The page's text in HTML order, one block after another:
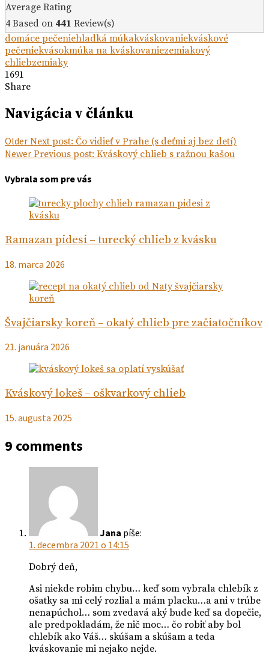
Average Rating
4 Based on 441 Review(s)
domáce pečeniehladká múkakváskovaniekváskové
pečeniekvásokmúka na kváskovaniezemiakový
chliebzemiaky
1691
Share
Navigácia v článku
Older Next post: Čo vidieť v Prahe (s deťmi aj bez detí)
Newer Previous post: Kváskový chlieb s ražnou kašou
Vybrala som pre vás
Ramazan pidesi – turecký chlieb z kvásku
18. marca 2026
Švajčiarsky koreň – okatý chlieb pre začiatočníkov
21. januára 2026
Kváskový lokeš – oškvarkový chlieb
15. augusta 2025
9 comments
Jana píše:
1. decembra 2021 o 14:15
Dobrý deň,
Asi niekde robim chybu… keď som vybrala chlebík z
ošatky sa mi celý rozlial a mám placku…a ani v trúbe
nenapúchol… som zvedavá aký bude keď sa dopečie,
ale predpokladám, že nič moc… čo robiť aby bol
chlebík ako Váš… skúšam a skúšam a teda
kváskovanie mi nejako nejde.